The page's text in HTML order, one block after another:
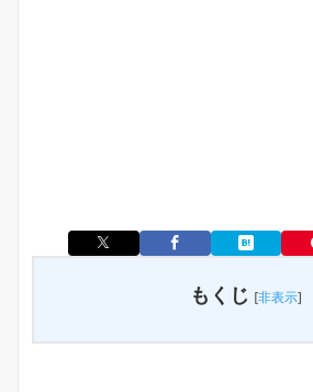
もくじ [非表示]